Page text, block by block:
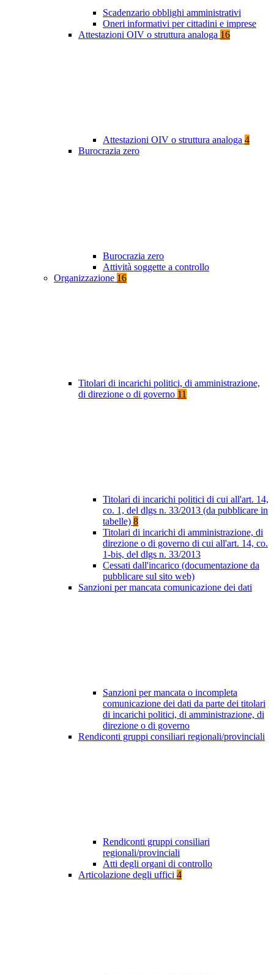
Scadenzario obblighi amministrativi
Oneri informativi per cittadini e imprese
Attestazioni OIV o struttura analoga 16
Attestazioni OIV o struttura analoga 4
Burocrazia zero
Burocrazia zero
Attività soggette a controllo
Organizzazione 16
Titolari di incarichi politici, di amministrazione,
di direzione o di governo 11
Titolari di incarichi politici di cui all'art. 14,
co. 1, del dlgs n. 33/2013 (da pubblicare in
tabelle) 8
Titolari di incarichi di amministrazione, di
direzione o di governo di cui all'art. 14, co.
1-bis, del dlgs n. 33/2013
Cessati dall'incarico (documentazione da
pubblicare sul sito web)
Sanzioni per mancata comunicazione dei dati
Sanzioni per mancata o incompleta
comunicazione dei dati da parte dei titolari
di incarichi politici, di amministrazione, di
direzione o di governo
Rendiconti gruppi consiliari regionali/provinciali
Rendiconti gruppi consiliari
regionali/provinciali
Atti degli organi di controllo
Articolazione degli uffici 4